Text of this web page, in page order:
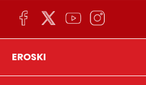
EROSKI